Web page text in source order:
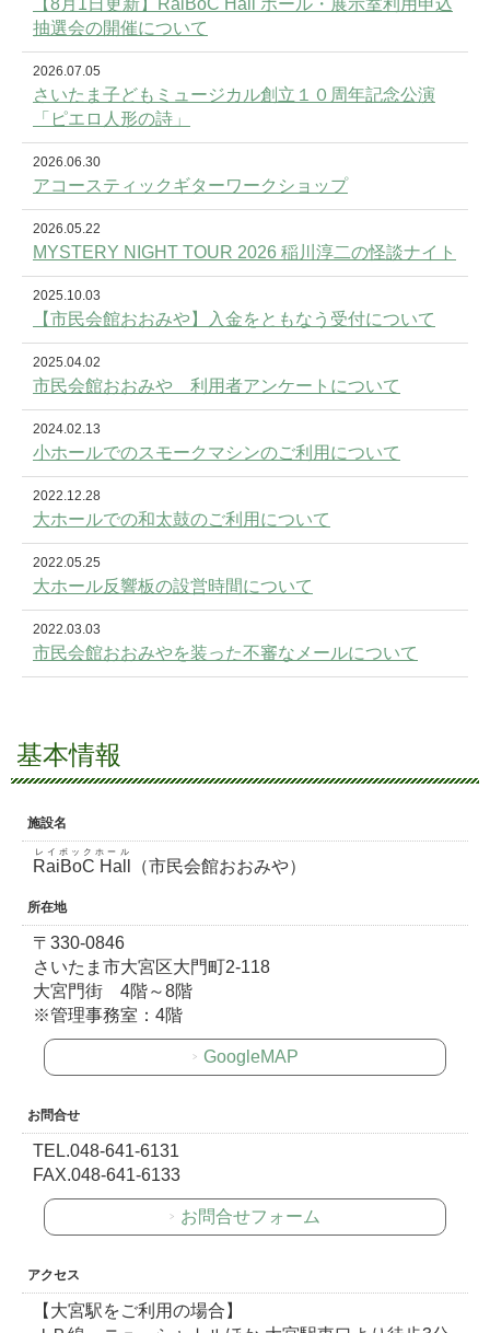
【8月1日更新】RaiBoC Hall ホール・展示室利用申込
抽選会の開催について
2026.07.05
さいたま子どもミュージカル創立１０周年記念公演
「ピエロ人形の詩」
2026.06.30
アコースティックギターワークショップ
2026.05.22
MYSTERY NIGHT TOUR 2026 稲川淳二の怪談ナイト
2025.10.03
【市民会館おおみや】入金をともなう受付について
2025.04.02
市民会館おおみや 利用者アンケートについて
2024.02.13
小ホールでのスモークマシンのご利用について
2022.12.28
大ホールでの和太鼓のご利用について
2022.05.25
大ホール反響板の設営時間について
2022.03.03
市民会館おおみやを装った不審なメールについて
基本情報
施設名
RaiBoC Hall
レイボックホール
（市民会館おおみや）
所在地
〒330-0846
さいたま市大宮区大門町2-118
大宮門街 4階～8階
※管理事務室：4階
GoogleMAP
お問合せ
TEL.048-641-6131
FAX.048-641-6133
お問合せフォーム
アクセス
【大宮駅をご利用の場合】